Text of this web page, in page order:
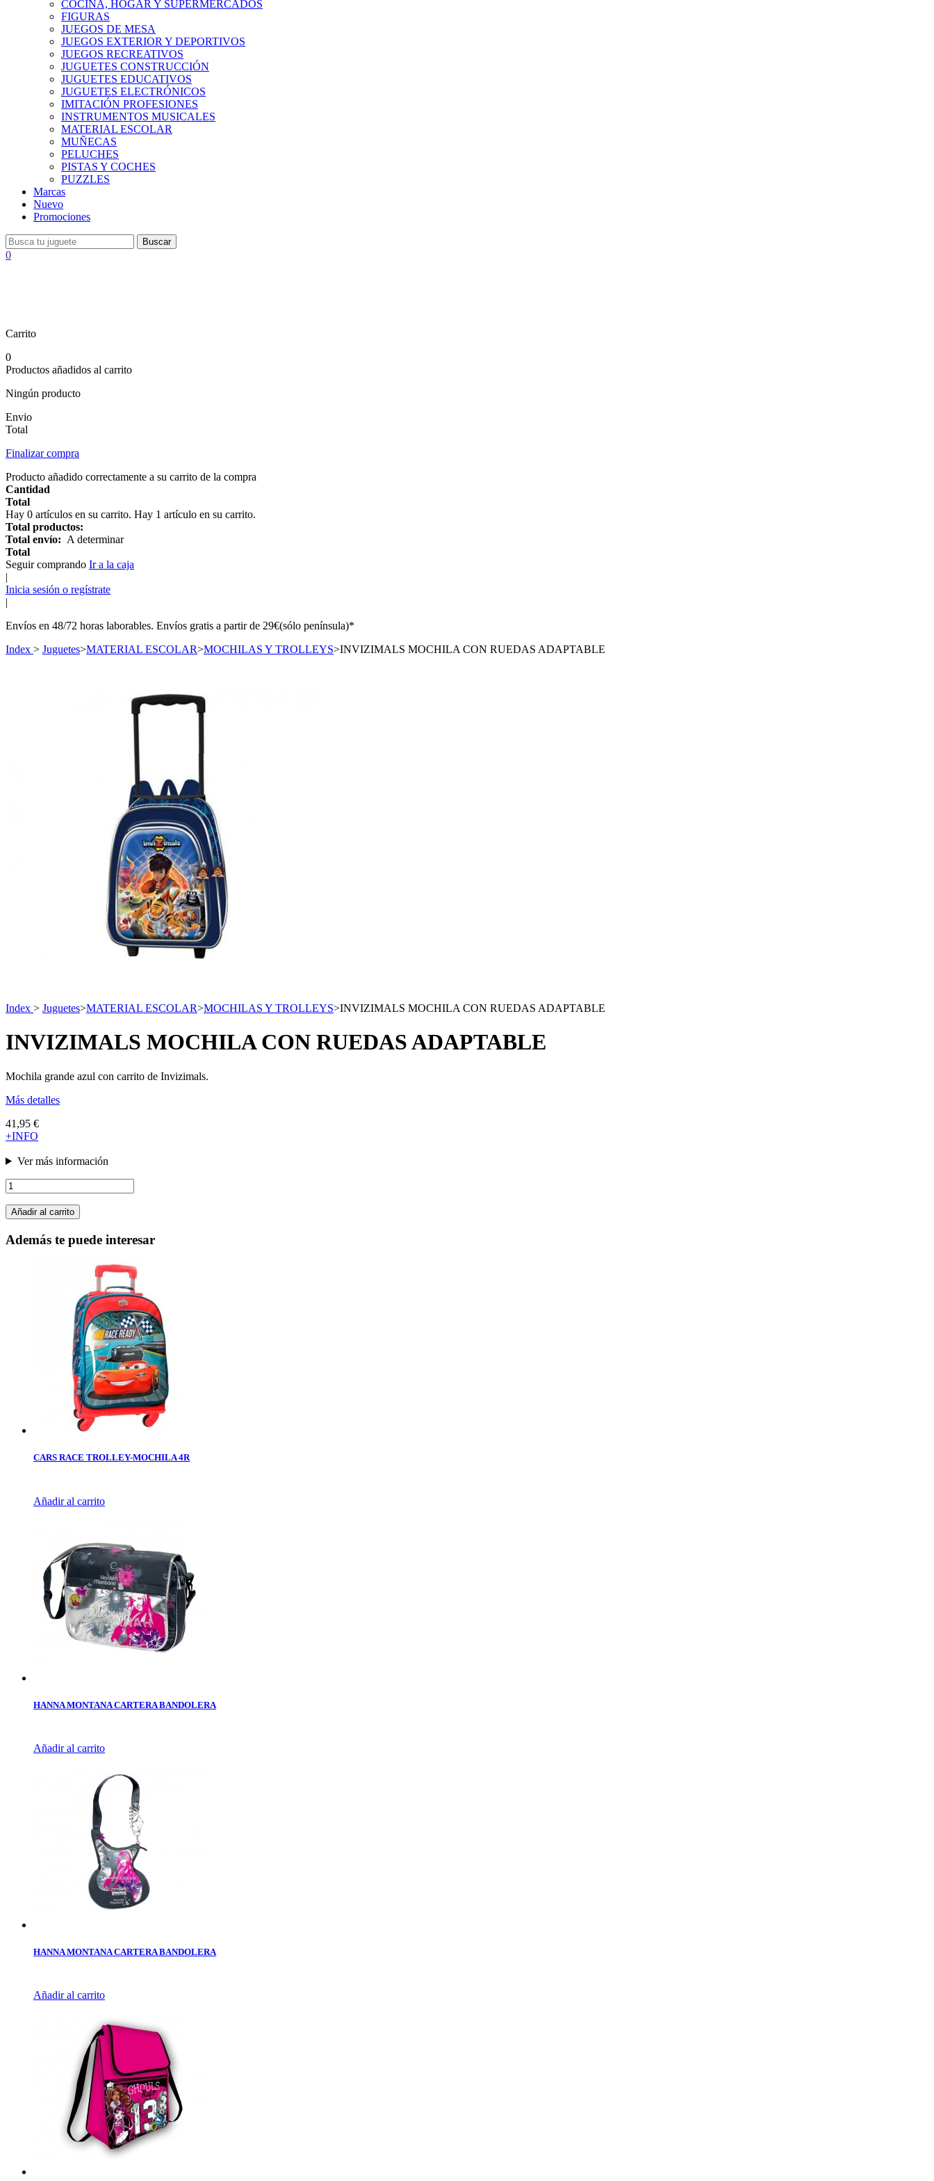
COCINA, HOGAR Y SUPERMERCADOS
FIGURAS
JUEGOS DE MESA
JUEGOS EXTERIOR Y DEPORTIVOS
JUEGOS RECREATIVOS
JUGUETES CONSTRUCCIÓN
JUGUETES EDUCATIVOS
JUGUETES ELECTRÓNICOS
IMITACIÓN PROFESIONES
INSTRUMENTOS MUSICALES
MATERIAL ESCOLAR
MUÑECAS
PELUCHES
PISTAS Y COCHES
PUZZLES
Marcas
Nuevo
Promociones
Buscar
0
Carrito
0
Productos añadidos al carrito
Ningún producto
Envio
Total
Finalizar compra
Producto añadido correctamente a su carrito de la compra
Cantidad
Total
Hay 0 artículos en su carrito. Hay 1 artículo en su carrito.
Total productos:
Total envío: A determinar
Total
Seguir comprando Ir a la caja
|
Inicia sesión o regístrate
|
Envíos en 48/72 horas laborables. Envíos gratis a partir de 29€(sólo península)*
Index > Juguetes>MATERIAL ESCOLAR>MOCHILAS Y TROLLEYS>INVIZIMALS MOCHILA CON RUEDAS ADAPTABLE
Index > Juguetes>MATERIAL ESCOLAR>MOCHILAS Y TROLLEYS>INVIZIMALS MOCHILA CON RUEDAS ADAPTABLE
INVIZIMALS MOCHILA CON RUEDAS ADAPTABLE
Mochila grande azul con carrito de Invizimals.
Más detalles
41,95 €
+INFO
Ver más información
Añadir al carrito
Además te puede interesar
CARS RACE TROLLEY-MOCHILA 4R
Añadir al carrito
HANNA MONTANA CARTERA BANDOLERA
Añadir al carrito
HANNA MONTANA CARTERA BANDOLERA
Añadir al carrito